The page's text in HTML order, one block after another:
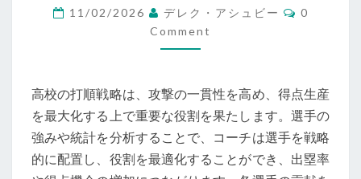
打
順
戦
攻
撃
の
一
11/02/2026 デレク・アシュビー
0
Comment
高校の打順戦略は、攻撃の一貫性を高め、得点生産
を最大化する上で重要な役割を果たします。選手の
強みや統計を分析することで、コーチは選手を戦略
的に配置し、役割を最適化することができ、出塁率